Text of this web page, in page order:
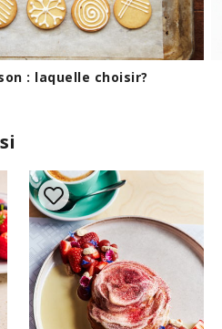
papier parchemin et le